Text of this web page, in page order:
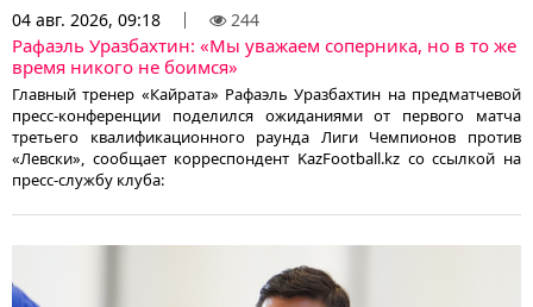
04 авг. 2026, 09:18 244
Рафаэль Уразбахтин: «Мы уважаем соперника, но в то же
время никого не боимся»
Главный тренер «Кайрата» Рафаэль Уразбахтин на предматчевой
пресс-конференции поделился ожиданиями от первого матча
третьего квалификационного раунда Лиги Чемпионов против
«Левски», сообщает корреспондент KazFootball.kz со ссылкой на
пресс-службу клуба: